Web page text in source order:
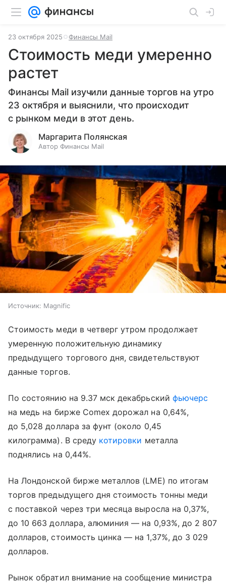
23 октября 2025 Финансы Mail
Стоимость меди умеренно
растет
Финансы Mail изучили данные торгов на утро
23 октября и выяснили, что происходит
с рынком меди в этот день.
Маргарита Полянская
Автор Финансы Mail
Источник: Magnific
Стоимость меди в четверг утром продолжает
умеренную положительную динамику
предыдущего торгового дня, свидетельствуют
данные торгов.
По состоянию на 9.37 мск декабрьский фьючерс
на медь на бирже Comex дорожал на 0,64%,
до 5,028 доллара за фунт (около 0,45
килограмма). В среду котировки металла
поднялись на 0,44%.
На Лондонской бирже металлов (LME) по итогам
торгов предыдущего дня стоимость тонны меди
с поставкой через три месяца выросла на 0,37%,
до 10 663 доллара, алюминия — на 0,93%, до 2 807
долларов, стоимость цинка — на 1,37%, до 3 029
долларов.
Рынок обратил внимание на сообщение министра